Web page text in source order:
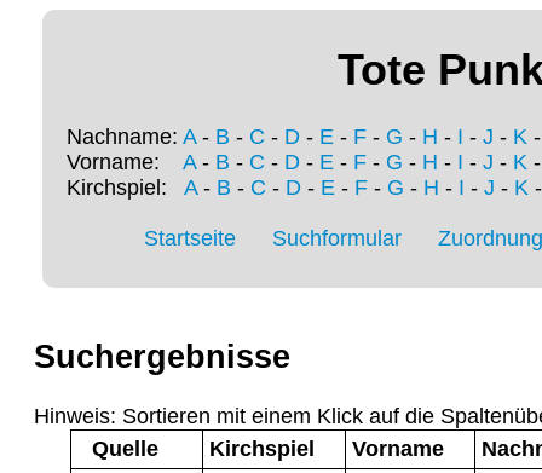
Tote
Nachname: A- B - C - D - E - F - G - H - I - J - K
Vorname: A- B - C - D - E - F - G - H - I - J - K
Kirchspiel: A- B - C - D- E- F- G - H - I - J - K
Startseite Suchformular
Suchergebnisse
Hinweis: Sortieren mit einem Klick auf die
Quelle
Kirchspiel Vorname